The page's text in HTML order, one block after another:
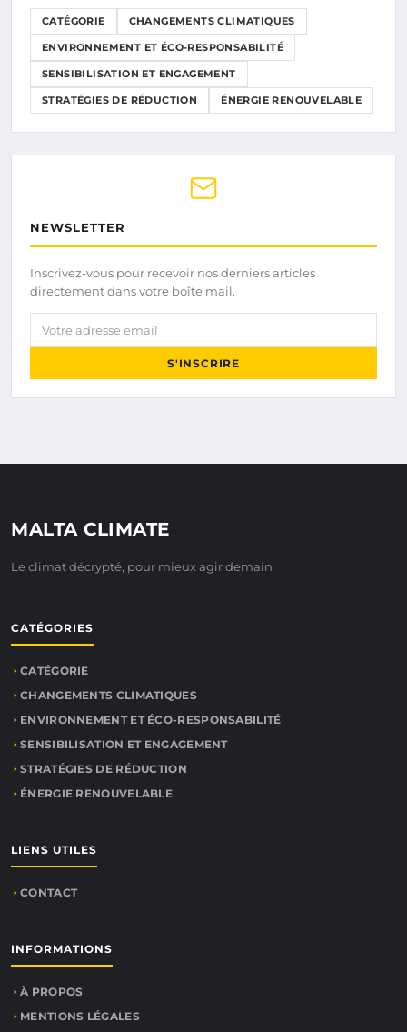
CATÉGORIE CHANGEMENTS CLIMATIQUES
ENVIRONNEMENT ET ÉCO-RESPONSABILITÉ
SENSIBILISATION ET ENGAGEMENT
STRATÉGIES DE RÉDUCTION ÉNERGIE RENOUVELABLE
NEWSLETTER
Inscrivez-vous pour recevoir nos derniers articles
directement dans votre boîte mail.
Votre adresse email
S'INSCRIRE
MALTA CLIMATE
Le climat décrypté, pour mieux agir demain
CATÉGORIES
CATÉGORIE
CHANGEMENTS CLIMATIQUES
ENVIRONNEMENT ET ÉCO-RESPONSABILITÉ
SENSIBILISATION ET ENGAGEMENT
STRATÉGIES DE RÉDUCTION
ÉNERGIE RENOUVELABLE
LIENS UTILES
CONTACT
INFORMATIONS
À PROPOS
MENTIONS LÉGALES